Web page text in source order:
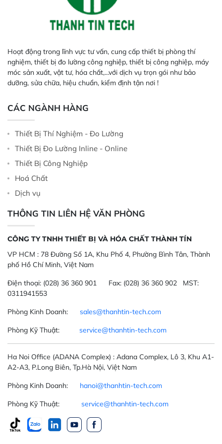
động sử dụng dịch vụ dưới thông
tin mà mình cung cấp và hộp thư
điện tử của mình. Ngoài ra, khách
thời cho webiste chúng tôi về
những hành vi sử dụng trái phép,
lạm dụng, vi phạm bảo mật, lưu
giữ tên đăng ký và mật khẩu của
Hoạt động trong lĩnh vực tư vấn, cung cấp thiết bị phòng thí
nghiệm, thiết bị đo lường công nghiệp, thiết bị công nghiệp, máy
móc sản xuất, vật tư, hóa chất,...với dịch vụ trọn gói như bảo
dưỡng, sửa chữa, hiệu chuẩn, kiểm định tận nơi !
CÁC NGÀNH HÀNG
Thiết Bị Thí Nghiệm - Đo Lường
Thiết Bị Đo Lường Inline - Online
Thiết Bị Công Nghiệp
Hoá Chất
Dịch vụ
THÔNG TIN LIÊN HỆ VĂN PHÒNG
CÔNG TY TNHH THIẾT BỊ VÀ HÓA CHẤT THÀNH TÍN
VP HCM : 78 Đường Số 1A, Khu Phố 4, Phường Bình Tân, Thành
phố Hồ Chí Minh, Việt Nam
Điện thoại: (028) 36 360 901 Fax: (028) 36 360 902 MST:
0311941553
Phòng Kinh Doanh: sales@thanhtin-tech.com
Phòng Kỹ Thuật: service@thanhtin-tech.com
Ha Noi Office (ADANA Complex) : Adana Complex, Lô 3, Khu A1-
A2-A3, P.Long Biên, Tp.Hà Nội, Việt Nam
Phòng Kinh Doanh: hanoi@thanhtin-tech.com
Phòng Kỹ Thuật: service@thanhtin-tech.com